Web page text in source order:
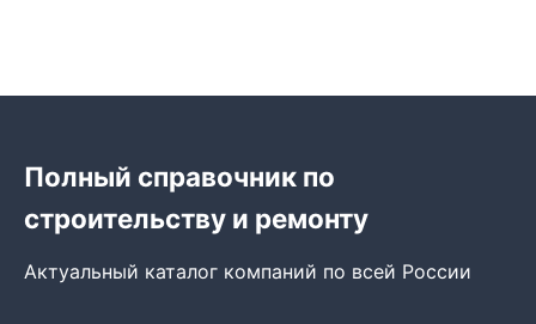
Полный справочник по
строительству и ремонту
Актуальный каталог компаний по всей России